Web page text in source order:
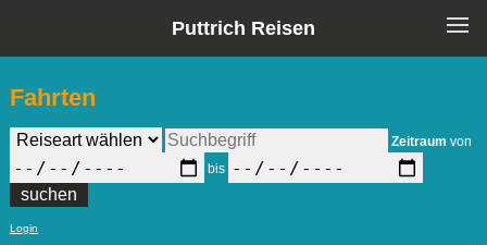
Puttrich Reisen
Fahrten
Zeitraum von
bis
Login